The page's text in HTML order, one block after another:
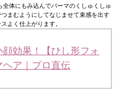
体にもみ込んでパーマのくしゅくしゅ
まむようにしてなじませて束感を出す
よく仕上がります。
効果！【ひし形フォ
ヘア｜プロ直伝